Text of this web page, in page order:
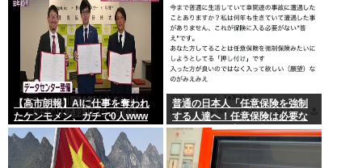
【高市朗報】AIに仕事を奪われ
たケンモメン、ガチで0人www
普通の日本人「任意保険を強制
する人達へ！任意保険は必要な
い。そもそも事故を起こしませ
ん」